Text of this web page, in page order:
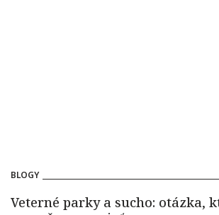
BLOGY